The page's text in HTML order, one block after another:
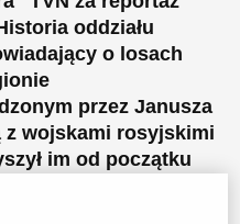
oddziału
o losach
przez Janusza
z wojskami rosyjskimi
im od początku
obraz cierpienia i